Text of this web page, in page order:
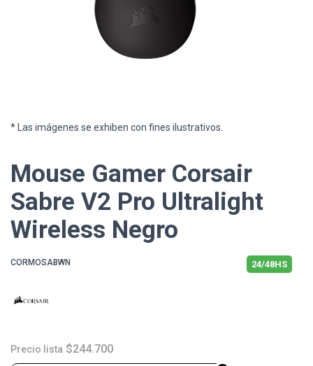
* Las imágenes se exhiben con fines ilustrativos.
Mouse Gamer Corsair
Sabre V2 Pro Ultralight
Wireless Negro
CORMOSABWN 24/48HS
Precio lista $244.700